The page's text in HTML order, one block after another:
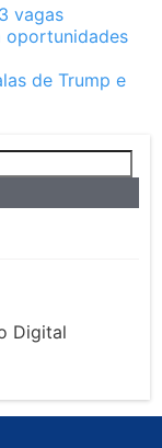
vagas
oportunidades
de Trump e
Digital